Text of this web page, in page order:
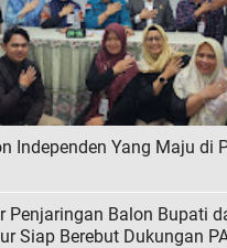
Independen Yang Maju di
Penjaringan Balon Bupati
Siap Berebut Dukungan